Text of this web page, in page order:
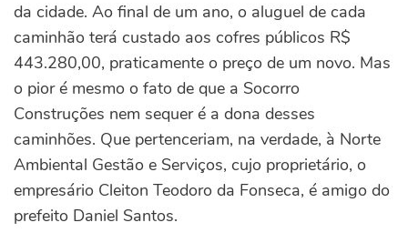
da cidade. Ao final de um ano, o aluguel de cada
caminhão terá custado aos cofres públicos R$
443.280,00, praticamente o preço de um novo. Mas
o pior é mesmo o fato de que a Socorro
Construções nem sequer é a dona desses
caminhões. Que pertenceriam, na verdade, à Norte
Ambiental Gestão e Serviços, cujo proprietário, o
empresário Cleiton Teodoro da Fonseca, é amigo do
prefeito Daniel Santos.